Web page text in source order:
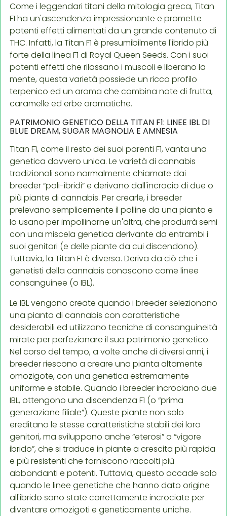
Come i leggendari titani della mitologia greca, Titan
F1 ha un'ascendenza impressionante e promette
potenti effetti alimentati da un grande contenuto di
THC. Infatti, la Titan F1 è presumibilmente l'ibrido più
forte della linea F1 di Royal Queen Seeds. Con i suoi
potenti effetti che rilassano i muscoli e liberano la
mente, questa varietà possiede un ricco profilo
terpenico ed un aroma che combina note di frutta,
caramelle ed erbe aromatiche.
PATRIMONIO GENETICO DELLA TITAN F1: LINEE IBL DI
BLUE DREAM, SUGAR MAGNOLIA E AMNESIA
Titan F1, come il resto dei suoi parenti F1, vanta una
genetica davvero unica. Le varietà di cannabis
tradizionali sono normalmente chiamate dai
breeder “poli-ibridi” e derivano dall'incrocio di due o
più piante di cannabis. Per crearle, i breeder
prelevano semplicemente il polline da una pianta e
lo usano per impollinarne un'altra, che produrrà semi
con una miscela genetica derivante da entrambi i
suoi genitori (e delle piante da cui discendono).
Tuttavia, la Titan F1 è diversa. Deriva da ciò che i
genetisti della cannabis conoscono come linee
consanguinee (o IBL).
Le IBL vengono create quando i breeder selezionano
una pianta di cannabis con caratteristiche
desiderabili ed utilizzano tecniche di consanguineità
mirate per perfezionare il suo patrimonio genetico.
Nel corso del tempo, a volte anche di diversi anni, i
breeder riescono a creare una pianta altamente
omozigote, con una genetica estremamente
uniforme e stabile. Quando i breeder incrociano due
IBL, ottengono una discendenza F1 (o “prima
generazione filiale”). Queste piante non solo
ereditano le stesse caratteristiche stabili dei loro
genitori, ma sviluppano anche “eterosi” o “vigore
ibrido”, che si traduce in piante a crescita più rapida
e più resistenti che forniscono raccolti più
abbondanti e potenti. Tuttavia, questo accade solo
quando le linee genetiche che hanno dato origine
all'ibrido sono state correttamente incrociate per
diventare omozigoti e geneticamente uniche.